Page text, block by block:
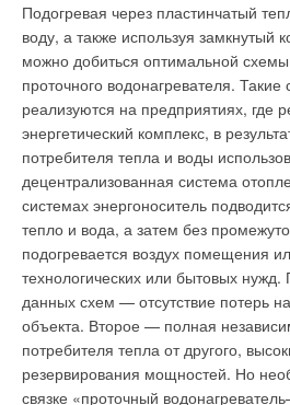
Подогревая через пластинчатый
воду, а также используя замкнутый
можно добиться оптимальной
проточного водонагревателя.
реализуются на предприятиях, где
энергетический комплекс, в
потребителя тепла и воды
децентрализованная система
системах энергоноситель
тепло и вода, а затем без
подогревается воздух помещения
технологических или бытовых
данных схем — отсутствие потерь
объекта. Второе — полная
потребителя тепла от другого,
резервирования мощностей. Но
связке «проточный
Конденсационная конструкция
плюсов, чем говорят сухие цифры
настенного котла увеличивается
как минимум отопление одной
подспорье при пользовании
теплообменник защищен от
конденсатообразования, т.к. в него
уже изрядно нагретым. В дымовых
помимо углекислого газа и
химические соединения, в первую
использовании конденсационной
в воздух, а стекают в специальную
последующей надлежащей
А теперь самое главное — все
доступны лишь в случае, если
«расход утечек» — при закрытых
«технологического расхода»
времени суток (24 ч); в течение
суточного времени поступающая в
расходуется на утечки.
Даже при небольшой величине
большой длительности суммарный
времени (при неотрегулированной
унитазов, протечках в кранах,
фильтров и пр.) может быть
потребления. Один счетчик с
ч, в таком случае, в пределе может
воды:30 л × 24 ч × 0,98 = 705 л/сутки.
Указанная величина утечки в 705 л